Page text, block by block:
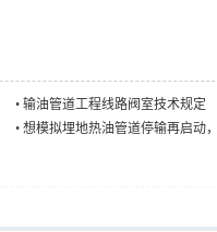
• 输油管道工程线路阀室技术规定
• 想模拟埋地热油管道停输再启动